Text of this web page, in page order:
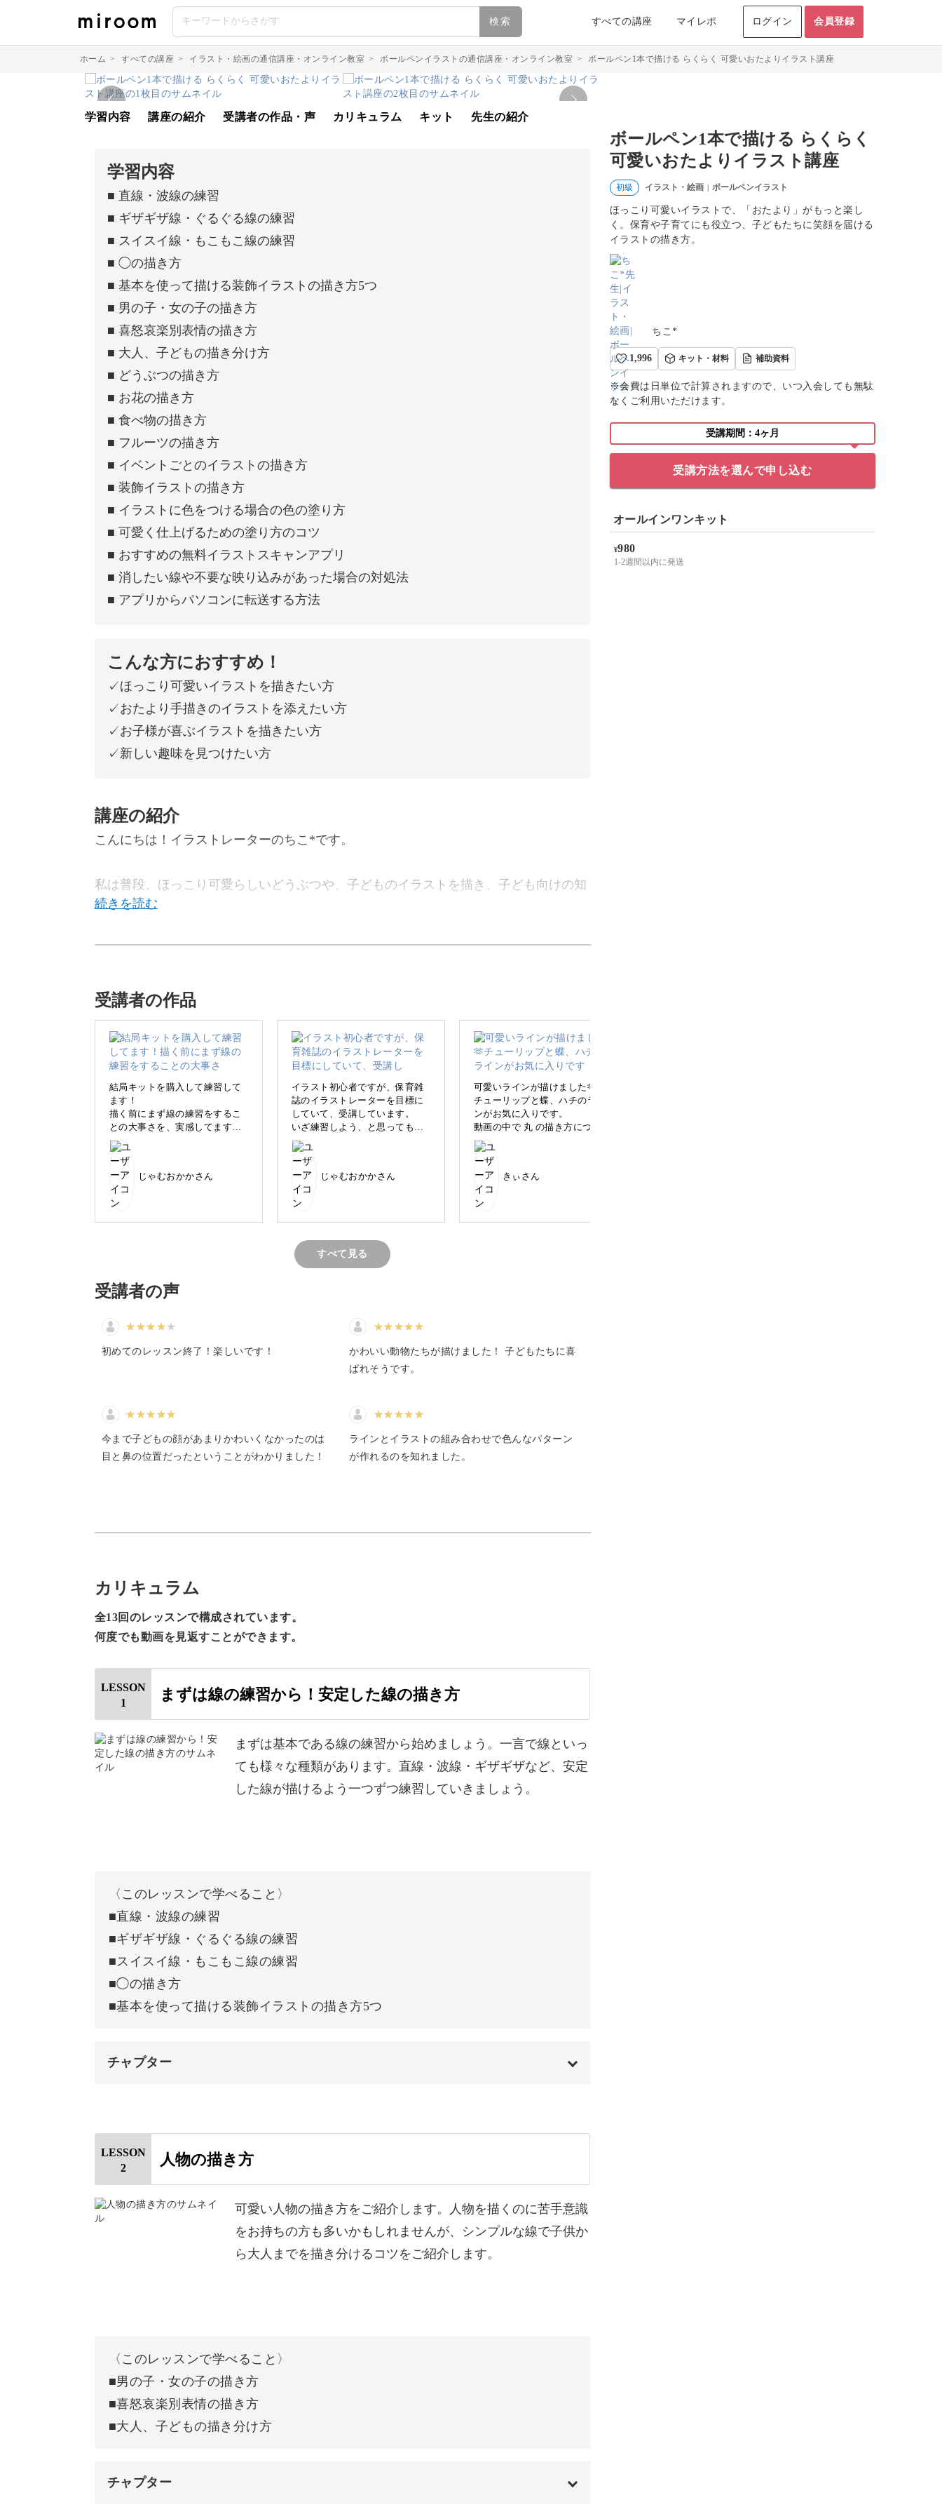
検索 すべての講座 マイレポ ログイン 会員登録
ホーム > すべての講座 > イラスト・絵画の通信講座・オンライン教室 > ボールペンイラストの通信講座・オンライン教室 > ボールペン1本で描ける らくらく 可愛いおたよりイラスト講座
ボールペン1本で描ける らくらく
可愛いおたよりイラスト講座
初級 イラスト・絵画 | ボールペンイラスト
ほっこり可愛いイラストで、「おたより」がもっと楽し
く。保育や子育てにも役立つ、子どもたちに笑顔を届ける
イラストの描き方。
ちこ*
1,996 キット・材料 補助資料
※会費は日単位で計算されますので、いつ入会しても無駄
なくご利用いただけます。
受講期間：4ヶ月
受講方法を選んで申し込む
オールインワンキット
¥980
1-2週間以内に発送
学習内容 講座の紹介 受講者の作品・声 カリキュラム キット 先生の紹介
学習内容
■ 直線・波線の練習
■ ギザギザ線・ぐるぐる線の練習
■ スイスイ線・もこもこ線の練習
■ ◯の描き方
■ 基本を使って描ける装飾イラストの描き方5つ
■ 男の子・女の子の描き方
■ 喜怒哀楽別表情の描き方
■ 大人、子どもの描き分け方
■ どうぶつの描き方
■ お花の描き方
■ 食べ物の描き方
■ フルーツの描き方
■ イベントごとのイラストの描き方
■ 装飾イラストの描き方
■ イラストに色をつける場合の色の塗り方
■ 可愛く仕上げるための塗り方のコツ
■ おすすめの無料イラストスキャンアプリ
■ 消したい線や不要な映り込みがあった場合の対処法
■ アプリからパソコンに転送する方法
こんな方におすすめ！
✓ほっこり可愛いイラストを描きたい方
✓おたより手描きのイラストを添えたい方
✓お子様が喜ぶイラストを描きたい方
✓新しい趣味を見つけたい方
講座の紹介
こんにちは！イラストレーターのちこ*です。
私は普段、ほっこり可愛らしいどうぶつや、子どものイラストを描き、子ども向けの知
育アイテムの制作やポスター制作を行っております。
今回は、普段使いはもちろん、お便りやチラシづくりにも使えるかんたんで可愛いイラ
ストの描き方をお伝えします。
例えばこのようなちょっとしたお知らせやメモに使えたり、
使うのは黒ボールペン1本だけ！
ペンケースやえんぴつ立てに入っている、どのようなペンでも大丈夫です。
保育士の方やPTA役員を務められている方、地域やご自身が所属しているコミュニティ
そのときどきに描きたいイラストが描けるように、可愛いイラストを描くコツを丁寧に
解説していきます。
描けたら活用しよう！応用例も合わせてご紹介
後半のレッスン「装飾イラストの描き方」では、前半で学んだイラストを使った応用例
す。
ご使用いただくボールペンは、どのようなものでもOKですので、お手持ちのものをご
使用ください。
受講者の作品
結局キットを購入して練習して
ます！
描く前にまず線の練習をするこ
との大事さを、実感してます。
手の使い方に慣れて、ペンの動
きがスムーズで、うまく描ける
気がします。
初めはお手本通りに描いて、描
き慣れてきたら、私ならこうし
て描くかなあ、と、多少アレン
ジを加えて練習しています。
じゃむおかかさん
イラスト初心者ですが、保育雑
誌のイラストレーターを目標に
していて、受講しています。
いざ練習しよう、と思っても、
何を描いたらいいのか分からな
いでいて、題材があるのは嬉し
いです。
丸を丸らしく描くのも歪んでし
まってマイレポ投稿するのも恥
ずかしいと思いましたが、誰か
に見てもらうのもモチベーショ
稿させていただきました。
まずは、コツコツ楽しく描いて
じゃむおかかさん
可愛いラインが描けました🫶
チューリップと蝶、ハチのライ
ンがお気に入りです。
動画の中で 丸 の描き方につい
て、人によって描き出す場所で
安定するので探してみてとあり
ました。私はいつも0の描き方で
上から描いていましたが、下か
ら左回りに描くのが安定した丸
を描けると判明！新発見でし
た。
きぃさん
すべて見る
受講者の声
初めてのレッスン終了！楽しいです！
かわいい動物たちが描けました！ 子どもたちに喜
ばれそうです。
今まで子どもの顔があまりかわいくなかったのは
目と鼻の位置だったということがわかりました！
ラインとイラストの組み合わせで色んなパターン
が作れるのを知れました。
カリキュラム
全13回のレッスンで構成されています。
何度でも動画を見返すことができます。
LESSON
1
まずは線の練習から！安定した線の描き方
まずは基本である線の練習から始めましょう。一言で線といっ
ても様々な種類があります。直線・波線・ギザギザなど、安定
した線が描けるよう一つずつ練習していきましょう。
〈このレッスンで学べること〉
■直線・波線の練習
■ギザギザ線・ぐるぐる線の練習
■スイスイ線・もこもこ線の練習
■◯の描き方
■基本を使って描ける装飾イラストの描き方5つ
チャプター
はじめに 00:20
使用道具
ボールペンの持ち方 02:18
03:14
おわりに
LESSON
2
人物の描き方
可愛い人物の描き方をご紹介します。人物を描くのに苦手意識
をお持ちの方も多いかもしれませんが、シンプルな線で子供か
ら大人までを描き分けるコツをご紹介します。
〈このレッスンで学べること〉
■男の子・女の子の描き方
■喜怒哀楽別表情の描き方
■大人、子どもの描き分け方
チャプター